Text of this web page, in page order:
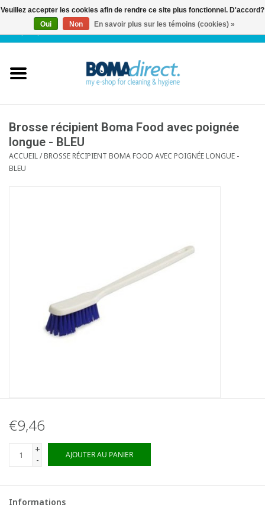
FR| 0 Articles
Service client
Blog
Brosse récipient Boma Food avec poignée
longue - BLEU
ACCUEIL/BROSSE RÉCIPIENT BOMA FOOD AVEC POIGNÉE LONGUE -
BLEU
€9,46
+
-
AJOUTER AU PANIER
Informations
Veuillez accepter les cookies afin de rendre ce site plus fonctionnel. D'accord?
Oui
Non En savoir plus sur les témoins (cookies) »